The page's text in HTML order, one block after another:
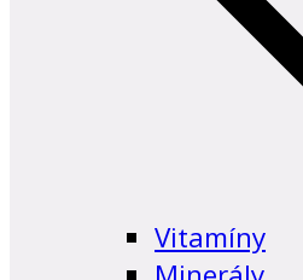
Vitamíny